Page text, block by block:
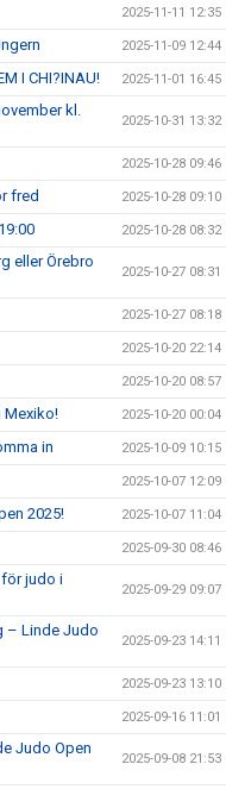
2025-11-11 12:35
2025-11-09 12:44
I CHI?INAU! 2025-11-01 16:45
kl.
2025-10-31 13:32
2025-10-28 09:46
fred 2025-10-28 09:10
2025-10-28 08:32
eller Örebro
2025-10-27 08:31
2025-10-27 08:18
2025-10-20 22:14
2025-10-20 08:57
Mexiko! 2025-10-20 00:04
in 2025-10-09 10:15
2025-10-07 12:09
2025! 2025-10-07 11:04
2025-09-30 08:46
judo i
2025-09-29 09:07
– Linde Judo
2025-09-23 14:11
2025-09-23 13:10
2025-09-16 11:01
Judo Open
2025-09-08 21:53